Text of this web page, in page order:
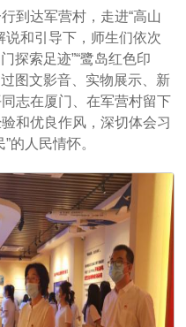
到达军营村，走进“高山
说和引导下，师生们依次
探索足迹”“鹭岛红色印
图文影音、实物展示、新
志在厦门、在军营村留下
和优良作风，深切体会习
的人民情怀。